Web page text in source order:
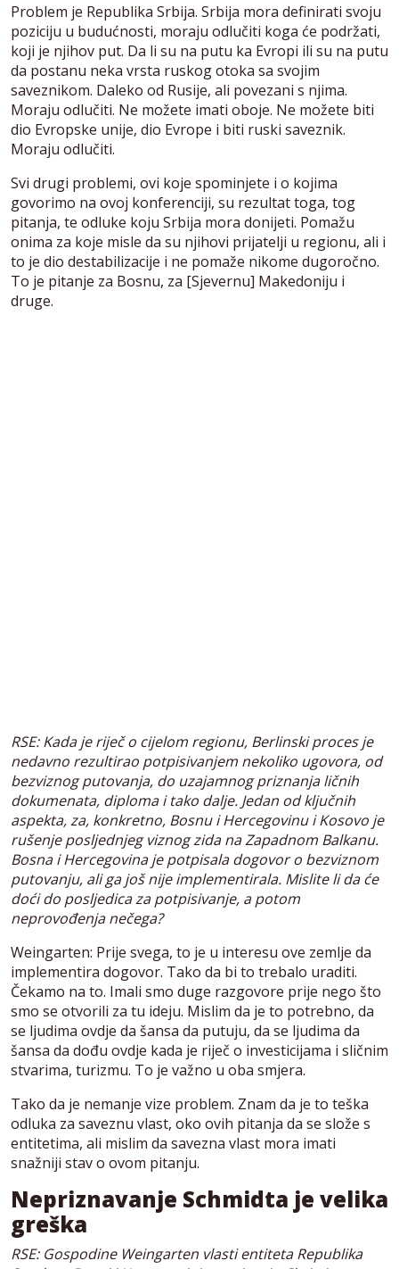
Problem je Republika Srbija. Srbija mora definirati svoju
poziciju u budućnosti, moraju odlučiti koga će podržati,
koji je njihov put. Da li su na putu ka Evropi ili su na putu
da postanu neka vrsta ruskog otoka sa svojim
saveznikom. Daleko od Rusije, ali povezani s njima.
Moraju odlučiti. Ne možete imati oboje. Ne možete biti
dio Evropske unije, dio Evrope i biti ruski saveznik.
Moraju odlučiti.
Svi drugi problemi, ovi koje spominjete i o kojima
govorimo na ovoj konferenciji, su rezultat toga, tog
pitanja, te odluke koju Srbija mora donijeti. Pomažu
onima za koje misle da su njihovi prijatelji u regionu, ali i
to je dio destabilizacije i ne pomaže nikome dugoročno.
To je pitanje za Bosnu, za [Sjevernu] Makedoniju i
druge.
RSE: Kada je riječ o cijelom regionu, Berlinski proces je
nedavno rezultirao potpisivanjem nekoliko ugovora, od
bezviznog putovanja, do uzajamnog priznanja ličnih
dokumenata, diploma i tako dalje. Jedan od ključnih
aspekta, za, konkretno, Bosnu i Hercegovinu i Kosovo je
rušenje posljednjeg viznog zida na Zapadnom Balkanu.
Bosna i Hercegovina je potpisala dogovor o bezviznom
putovanju, ali ga još nije implementirala. Mislite li da će
doći do posljedica za potpisivanje, a potom
neprovođenja nečega?
Weingarten: Prije svega, to je u interesu ove zemlje da
implementira dogovor. Tako da bi to trebalo uraditi.
Čekamo na to. Imali smo duge razgovore prije nego što
smo se otvorili za tu ideju. Mislim da je to potrebno, da
se ljudima ovdje da šansa da putuju, da se ljudima da
šansa da dođu ovdje kada je riječ o investicijama i sličnim
stvarima, turizmu. To je važno u oba smjera.
Tako da je nemanje vize problem. Znam da je to teška
odluka za saveznu vlast, oko ovih pitanja da se slože s
entitetima, ali mislim da savezna vlast mora imati
snažniji stav o ovom pitanju.
Nepriznavanje Schmidta je velika
greška
RSE: Gospodine Weingarten vlasti entiteta Republika